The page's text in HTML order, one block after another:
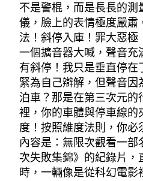
不是警棍，而是長長的測
儀，臉上的表情極度嚴肅
法！斜停入庫！罪大惡極
一個擴音器大喊，聲音充
有斜停！我只是垂直停在
緊為自己辯解，但聲音因
泊車？那是在第三次元的
裡，你的車體與停車線
度！按照維度法則，你必
內容是：無限次觀看一
次失敗集錦》的紀錄片，
時，一輛像是從科幻電影